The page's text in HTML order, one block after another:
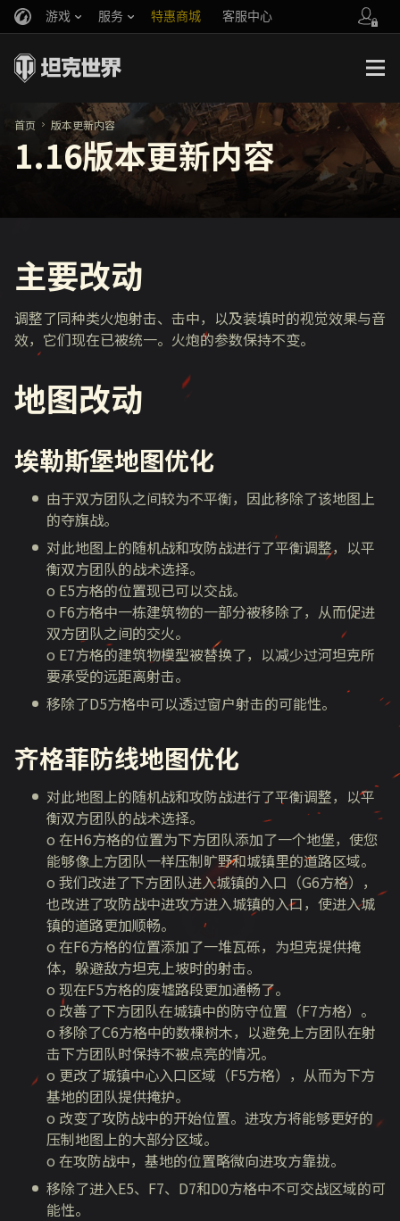
游戏 服务 特惠商城 客服中心
你好，吾久
万圣节
《以战止战》
官方自媒体
首页 版本更新内容
1.16版本更新内容
主要改动
调整了同种类火炮射击、击中，以及装填时的视觉效果与音
效，它们现在已被统一。火炮的参数保持不变。
地图改动
埃勒斯堡地图优化
由于双方团队之间较为不平衡，因此移除了该地图上
的夺旗战。
对此地图上的随机战和攻防战进行了平衡调整，以平
衡双方团队的战术选择。
o E5方格的位置现已可以交战。
o F6方格中一栋建筑物的一部分被移除了，从而促进
双方团队之间的交火。
o E7方格的建筑物模型被替换了，以减少过河坦克所
要承受的远距离射击。
移除了D5方格中可以透过窗户射击的可能性。
齐格菲防线地图优化
对此地图上的随机战和攻防战进行了平衡调整，以平
衡双方团队的战术选择。
o 在H6方格的位置为下方团队添加了一个地堡，使您
能够像上方团队一样压制旷野和城镇里的道路区域。
o 我们改进了下方团队进入城镇的入口（G6方格），
也改进了攻防战中进攻方进入城镇的入口，使进入城
镇的道路更加顺畅。
o 在F6方格的位置添加了一堆瓦砾，为坦克提供掩
体，躲避敌方坦克上坡时的射击。
o 现在F5方格的废墟路段更加通畅了。
o 改善了下方团队在城镇中的防守位置（F7方格）。
o 移除了C6方格中的数棵树木，以避免上方团队在射
击下方团队时保持不被点亮的情况。
o 更改了城镇中心入口区域（F5方格），从而为下方
基地的团队提供掩护。
o 改变了攻防战中的开始位置。进攻方将能够更好的
压制地图上的大部分区域。
o 在攻防战中，基地的位置略微向进攻方靠拢。
移除了进入E5、F7、D7和D0方格中不可交战区域的可
能性。